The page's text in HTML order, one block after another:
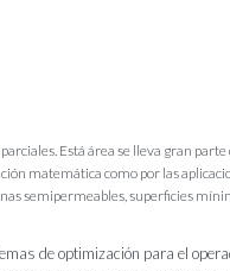
Está área se lleva gran parte
matemática como por las
semipermeables, superficies
de optimización para el